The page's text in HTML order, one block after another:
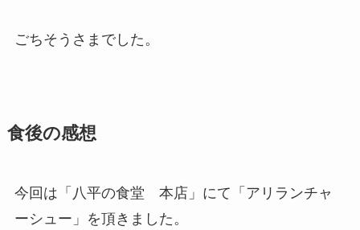
ごちそうさまでした。
食後の感想
今回は「八平の食堂 本店」にて「アリランチャ
ーシュー」を頂きました。